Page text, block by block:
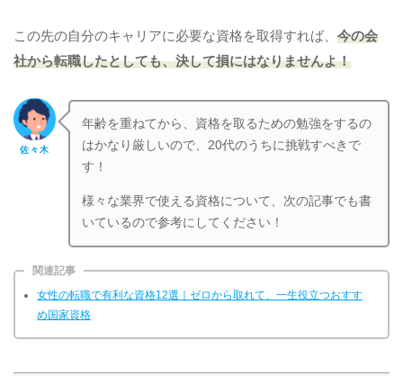
この先の自分のキャリアに必要な資格を取得すれば、 今の会
社から転職したとしても、決して損にはなりませんよ！
佐々木
年齢を重ねてから、資格を取るための勉強をするの
はかなり厳しいので、20代のうちに挑戦すべきで
す！
様々な業界で使える資格について、次の記事でも書
いているので参考にしてください！
関連記事
女性の転職で有利な資格12選｜ゼロから取れて、一生役立つおすす
め国家資格